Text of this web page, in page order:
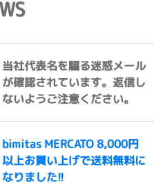
当社代表名を騙る迷惑メール
が確認されています。返信し
ないようご注意ください。
bimitas MERCATO 8,000円
以上お買い上げで送料無料に
なりました!!